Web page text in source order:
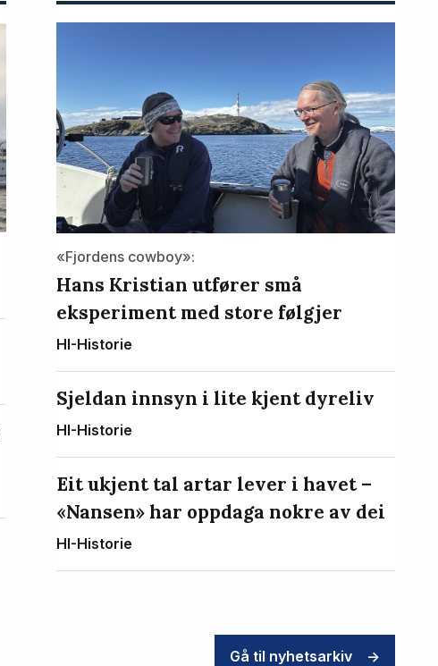
«Fjordens cowboy»:
Hans Kristian utfører små
eksperiment med store følgjer
HI-Historie
Sjeldan innsyn i lite kjent dyreliv
HI-Historie
Eit ukjent tal artar lever i havet –
«Nansen» har oppdaga nokre av dei
HI-Historie
Gå til nyhetsarkiv ->